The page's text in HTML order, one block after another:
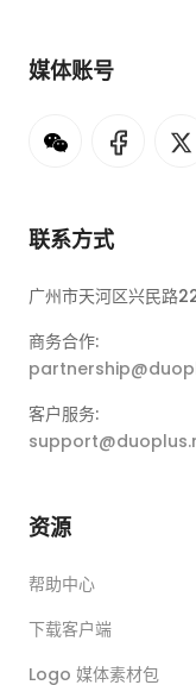
媒体账号
联系方式
广州市天河区兴民路
商务合作:
客户服务:
资源
帮助中心
下载客户端
Logo 媒体素材包